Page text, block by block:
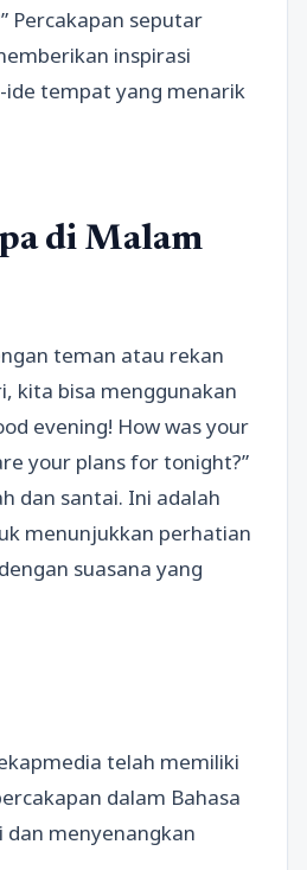
Percakapan seputar
inspirasi
ide tempat yang menarik
di Malam
teman atau rekan
kita bisa menggunakan
evening! How was your
your plans for tonight?”
dan santai. Ini adalah
menunjukkan perhatian
suasana yang
telah memiliki
dalam Bahasa
dan menyenangkan